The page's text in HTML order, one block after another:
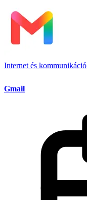
Internet és kommunikáció
Gmail